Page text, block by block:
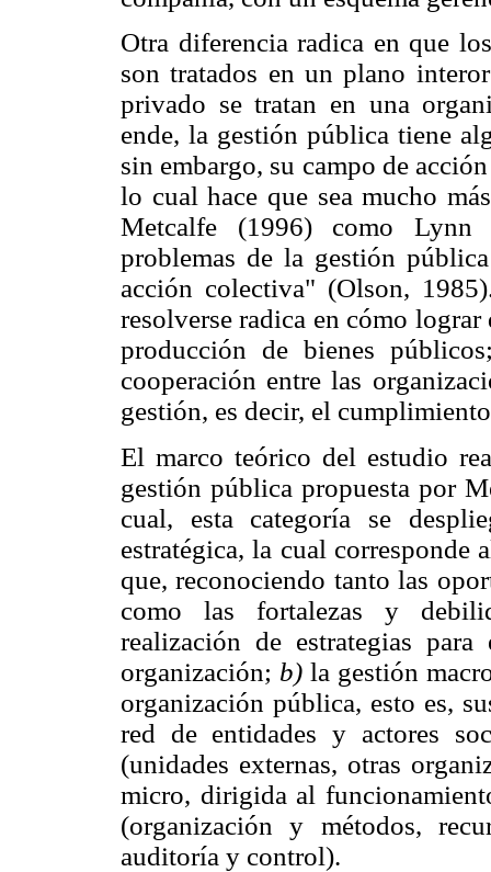
Otra diferencia radica en que
son tratados en un plano
privado se tratan en una
ende, la gestión pública tiene
sin embargo, su campo de
lo cual hace que sea mucho
Metcalfe (1996) como Lynn
problemas de la gestión
acción colectiva" (Olson,
resolverse radica en cómo
producción de bienes
cooperación entre las
gestión, es decir, el
El marco teórico del estudio
gestión pública propuesta por
cual, esta categoría se
estratégica, la cual corresponde
que, reconociendo tanto las
como las fortalezas y
realización de estrategias
organización; b) la gestión
organización pública, esto es,
red de entidades y actores
(unidades externas, otras
micro, dirigida al
(organización y métodos,
auditoría y control).